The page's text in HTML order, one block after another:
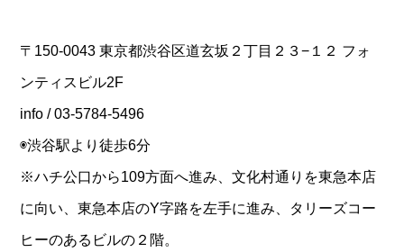
〒150-0043 東京都渋谷区道玄坂２丁目２３−１２ フォ
ンティスビル2F
info / 03-5784-5496
◉渋谷駅より徒歩6分
※ハチ公口から109方面へ進み、文化村通りを東急本店
に向い、東急本店のY字路を左手に進み、タリーズコー
ヒーのあるビルの２階。